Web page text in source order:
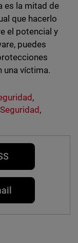
es la mitad de
que hacerlo
el potencial y
puedes
una víctima.
,
,